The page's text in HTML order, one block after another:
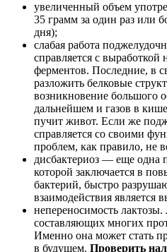
увеличенный объем
35 грамм за один раз или
дня);
слабая работа
справляется с выработкой
ферментов. Последние, в
разложить белковые
возникновение большого
дальнейшем и газов в
пучит живот. Если же
справляется со своими
проблем, как правило, не
дисбактериоз — еще одна
которой заключается в
бактерий, быстро
взаимодействия является
непереносимость
составляющих многих
Именно она может стать
в будущем. Проверить